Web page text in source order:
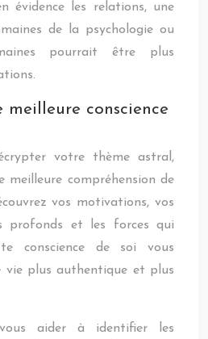
évidence les relations, une
de la psychologie ou
pourrait être plus
meilleure conscience
votre thème astral,
meilleure compréhension de
vos motivations, vos
profonds et les forces qui
conscience de soi vous
vie plus authentique et plus
aider à identifier les